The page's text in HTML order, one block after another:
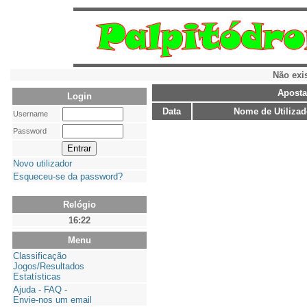
Não
Login
Username
Password
Novo utilizador
Esqueceu-se da password?
Relógio
16:22
Menu
Classificação
Jogos/Resultados
Estatísticas
Ajuda - FAQ -
Envie-nos um email
Data
Nome de